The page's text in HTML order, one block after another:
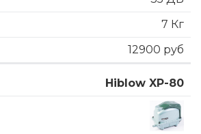
7 Кг
12900 руб
Hiblow XP-80